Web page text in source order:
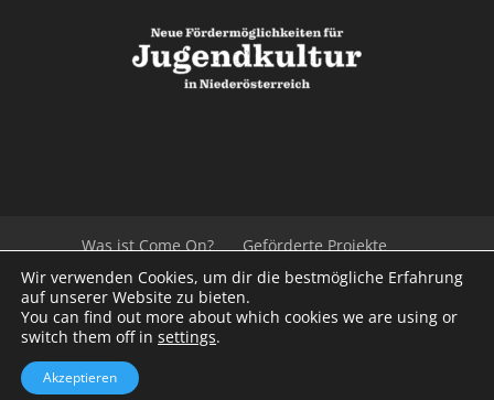
Was ist Come On?
Geförderte Projekte
Der Beirat
Impressum/Datenschutz
Links
Presse
© 2020Kulturvernetzung Niederösterreich
Wir verwenden Cookies, um dir die bestmögliche Erfahrung
auf unserer Website zu bieten.
You can find out more about which cookies we are using or
switch them off in settings.
Akzeptieren